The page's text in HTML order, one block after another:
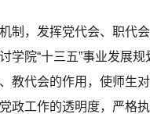
，发挥党代会、职代
院“十三五”事业发展
教代会的作用，使师生
政工作的透明度，严格